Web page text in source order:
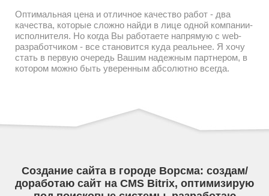
Оптимальная цена и отличное качество работ - два
качества, которые сложно найди в лице одной компании-
исполнителя. Но когда Вы работаете напрямую с web-
разработчиком - все становится куда реальнее. Я хочу
стать в первую очередь Вашим надежным партнером, в
котором можно быть уверенным абсолютно всегда.
Создание сайта в городе Ворсма: создам/
доработаю сайт на CMS Bitrix, оптимизирую